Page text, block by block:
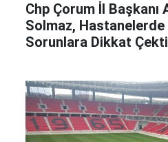
Chp Çorum İl Başkanı
Solmaz, Hastanelerde
Sorunlara Dikkat Çekti